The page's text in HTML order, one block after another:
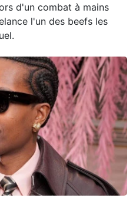
d'un combat à mains
l'un des beefs les